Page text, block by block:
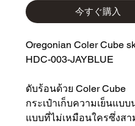
今すぐ購入
Oregonian Coler Cube
HDC-003-JAYBLUE
ดับร้อนด้วย Coler Cube
กระเป๋าเก็บความเย็นแบบ
แบบที่ไม่เหมือนใครซึ่งสา